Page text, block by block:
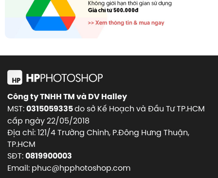
Công ty TNHH TM và DV Halley
MST:0315059335do sở Kế Hoạch và Đầu Tư TP.HCM
cấp ngày 22/05/2018
Địa chỉ: 121/4 Trường Chinh, P.Đông Hưng Thuận,
TP.HCM
SĐT:0819900003
Email: phuc@hpphotoshop.com